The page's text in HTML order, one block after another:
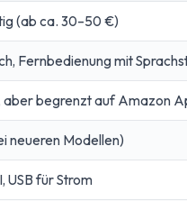
(ab ca. 30–50 €)
Fernbedienung mit
aber begrenzt auf Amazon
neueren Modellen)
USB für Strom